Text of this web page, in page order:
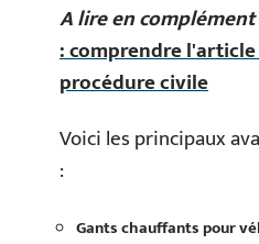
A lire en
: comprendre l'article
procédure civile
Voici les principaux
:
Gants chauffants pour